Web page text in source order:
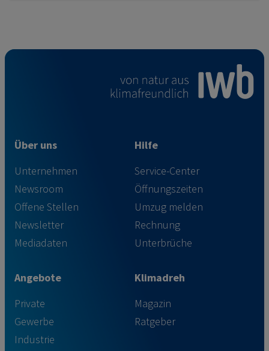
Über uns
Unternehmen
Newsroom
Offene Stellen
Newsletter
Mediadaten
Hilfe
Service-Center
Öffnungszeiten
Umzug melden
Rechnung
Unterbrüche
Angebote
Private
Gewerbe
Industrie
Klimadreh
Magazin
Ratgeber